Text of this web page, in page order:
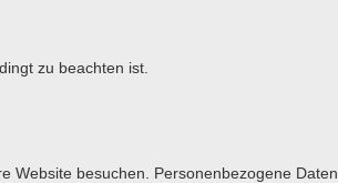
zu beachten ist.
Website besuchen. Personenbezogene